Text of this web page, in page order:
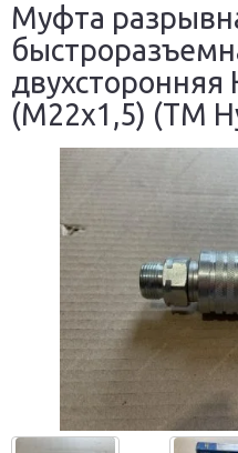
Муфта
двухсторонняя
(М22х1,5) (ТМ